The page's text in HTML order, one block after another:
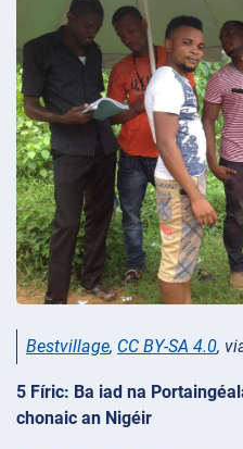
Bestvillage, CC BY-SA 4.0,
5 Fíric: Ba iad na
chonaic an Nigéir